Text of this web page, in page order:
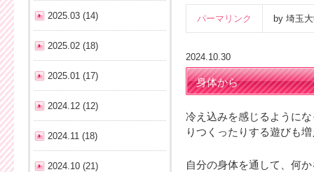
パーマリンク by 埼玉
2024.10.30
身体から
冷え込みを感じるように
りつくったりする遊びも
自分の身体を通して、何
2025.03 (14)
2025.02 (18)
2025.01 (17)
2024.12 (12)
2024.11 (18)
2024.10 (21)